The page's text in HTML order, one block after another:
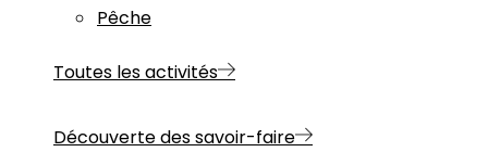
Pêche
Toutes les activités
Découverte des savoir-faire